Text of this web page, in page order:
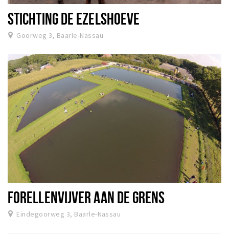
STICHTING DE EZELSHOEVE
Goorweg 3, Baarle-Nassau
FORELLENVIJVER AAN DE GRENS
Eindegoorweg 3, Baarle-Nassau